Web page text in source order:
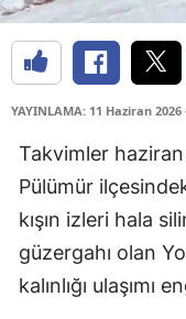
YAYINLAMA: 11 Haziran 2026
Takvimler haziran
Pülümür
kışın izleri hala
güzergahı olan
kalınlığı ulaşımı